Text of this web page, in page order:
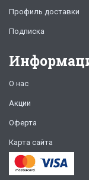
Профиль доставки
Подписка
О нас
Акции
Оферта
Карта сайта